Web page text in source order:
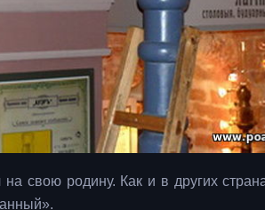
свою родину. Как и в других